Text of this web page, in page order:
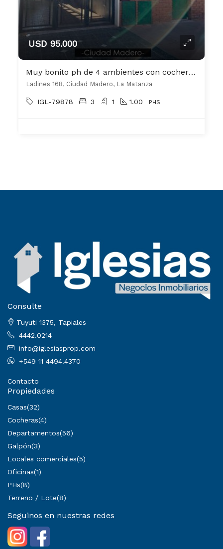
USD 95.000
Muy bonito ph de 4 ambientes con cochera cubierta
Ladines 168, Ciudad Madero, La Matanza
IGL-79878 3 1 1.00 PHS
Consulte
Tuyuti 1375, Tapiales
4442.0214
info@iglesiasprop.com
+549 11 4494.4370
Contacto
Propiedades
Casas(32)
Cocheras(4)
Departamentos(56)
Galpón(3)
Locales comerciales(5)
Oficinas(1)
PHs(8)
Terreno / Lote(8)
Seguinos en nuestras redes